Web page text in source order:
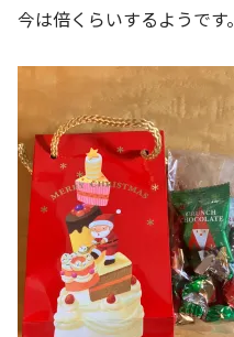
今は倍くらいするようです。